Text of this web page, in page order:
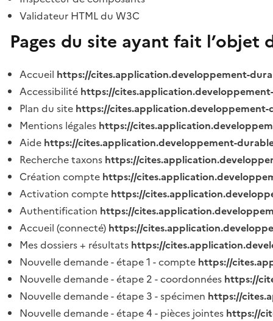
Validateur HTML du W3C
Pages du site ayant fait
Accueil https://cites.application.developpement-
Accessibilité https://
Plan du site https://
Mentions légales https://
Aide https://cites.application.developpement-
Recherche taxons https://
Création compte https://
Activation compte https://
Authentification https://
Accueil (connecté) https://
Mes dossiers + résultats https://
Nouvelle demande - étape 1 - compte https://
Nouvelle demande - étape 2 - coordonnées https://
Nouvelle demande - étape 3 - spécimen https://
Nouvelle demande - étape 4 - pièces jointes https://